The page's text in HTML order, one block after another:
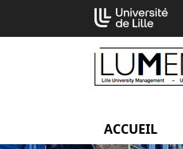
ACCUEIL
Cookies management panel